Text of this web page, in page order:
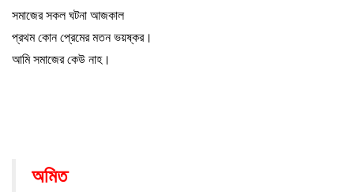
সমাজের সকল ঘটনা আজকাল
প্রথম কোন প্রেমের মতন ভয়ষ্কর।
আমি সমাজের কেউ নাহ।
অমিত